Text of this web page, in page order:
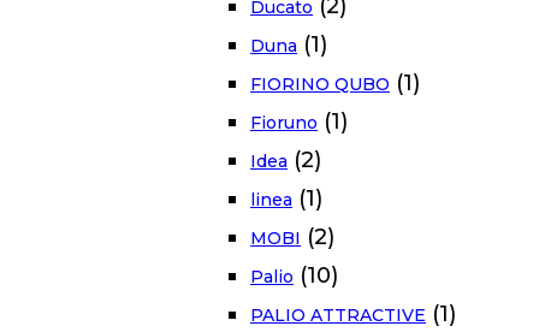
Ducato (2)
Duna (1)
FIORINO QUBO (1)
Fioruno (1)
Idea (2)
linea (1)
MOBI (2)
Palio (10)
PALIO ATTRACTIVE (1)